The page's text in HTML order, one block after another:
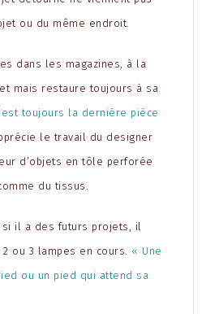
ou du même endroit.
dans les magazines, à la
mais restaure toujours à sa
toujours la dernière pièce
le travail du designer
d’objets en tôle perforée
du tissus.
il a des futurs projets, il
ou 3 lampes en cours. « Une
ou un pied qui attend sa